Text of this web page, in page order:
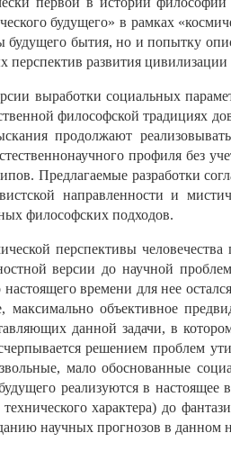
будущего» в рамках
будущего бытия, но и попытку
перспектив развития
выработки социальных
философской традициях
продолжают
профиля без
Предлагаемые разработки
направленности и
философских подходов.
перспективы
версии до научной
настоящего времени для нее
максимально объективное
данной задачи, в
решением проблем
мало обоснованные
реализуются в настоящее
технического характера) до
научных прогнозов в данном